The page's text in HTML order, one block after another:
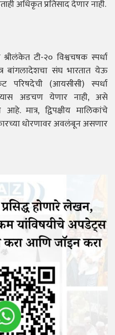
अधिकृत प्रतिसाद देणार नाही.
टी-२० विश्वचषक स्पर्धा
बांगलादेशचा संघ भारतात येऊ
परिषदेची (आयसीसी) स्पर्धा
अडचण येणार नाही, असे
मात्र, द्विपक्षीय मालिकांचे
धोरणावर अवलंबून असणार